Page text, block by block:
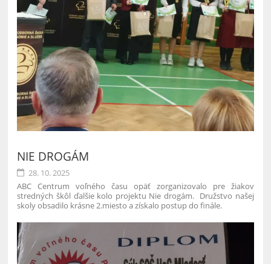
NIE DROGÁM
28. 10. 2025
ABC Centrum voľného času opäť zorganizovalo pre žiakov
stredných škôl ďalšie kolo projektu Nie drogám. Družstvo našej
skoly obsadilo krásne2.miesto a získalo postup do finále.